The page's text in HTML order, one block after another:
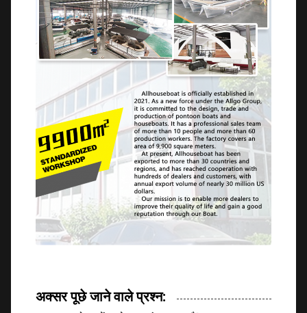
अक्सर पूछे जाने वाले प्रश्न: